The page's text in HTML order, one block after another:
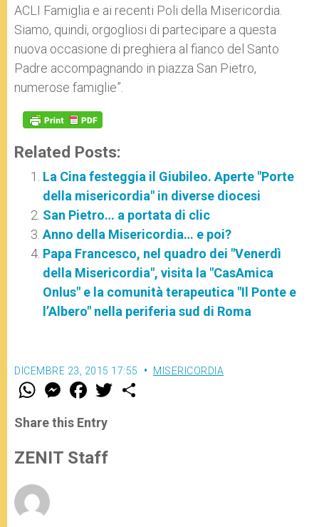
ACLI Famiglia e ai recenti Poli della Misericordia.
Siamo, quindi, orgogliosi di partecipare a questa
nuova occasione di preghiera al fianco del Santo
Padre accompagnando in piazza San Pietro,
numerose famiglie”.
Related Posts:
La Cina festeggia il Giubileo. Aperte "Porte
della misericordia" in diverse diocesi
San Pietro… a portata di clic
Anno della Misericordia… e poi?
Papa Francesco, nel quadro dei "Venerdì
della Misericordia", visita la "CasAmica
Onlus" e la comunità terapeutica "Il Ponte e
l’Albero" nella periferia sud di Roma
DICEMBRE 23, 2015 17:55 MISERICORDIA
W
t
s
p
p
M
e
s
e
g
e
F
a
e
b
o
k
w
Share this Entry
ZENIT Staff